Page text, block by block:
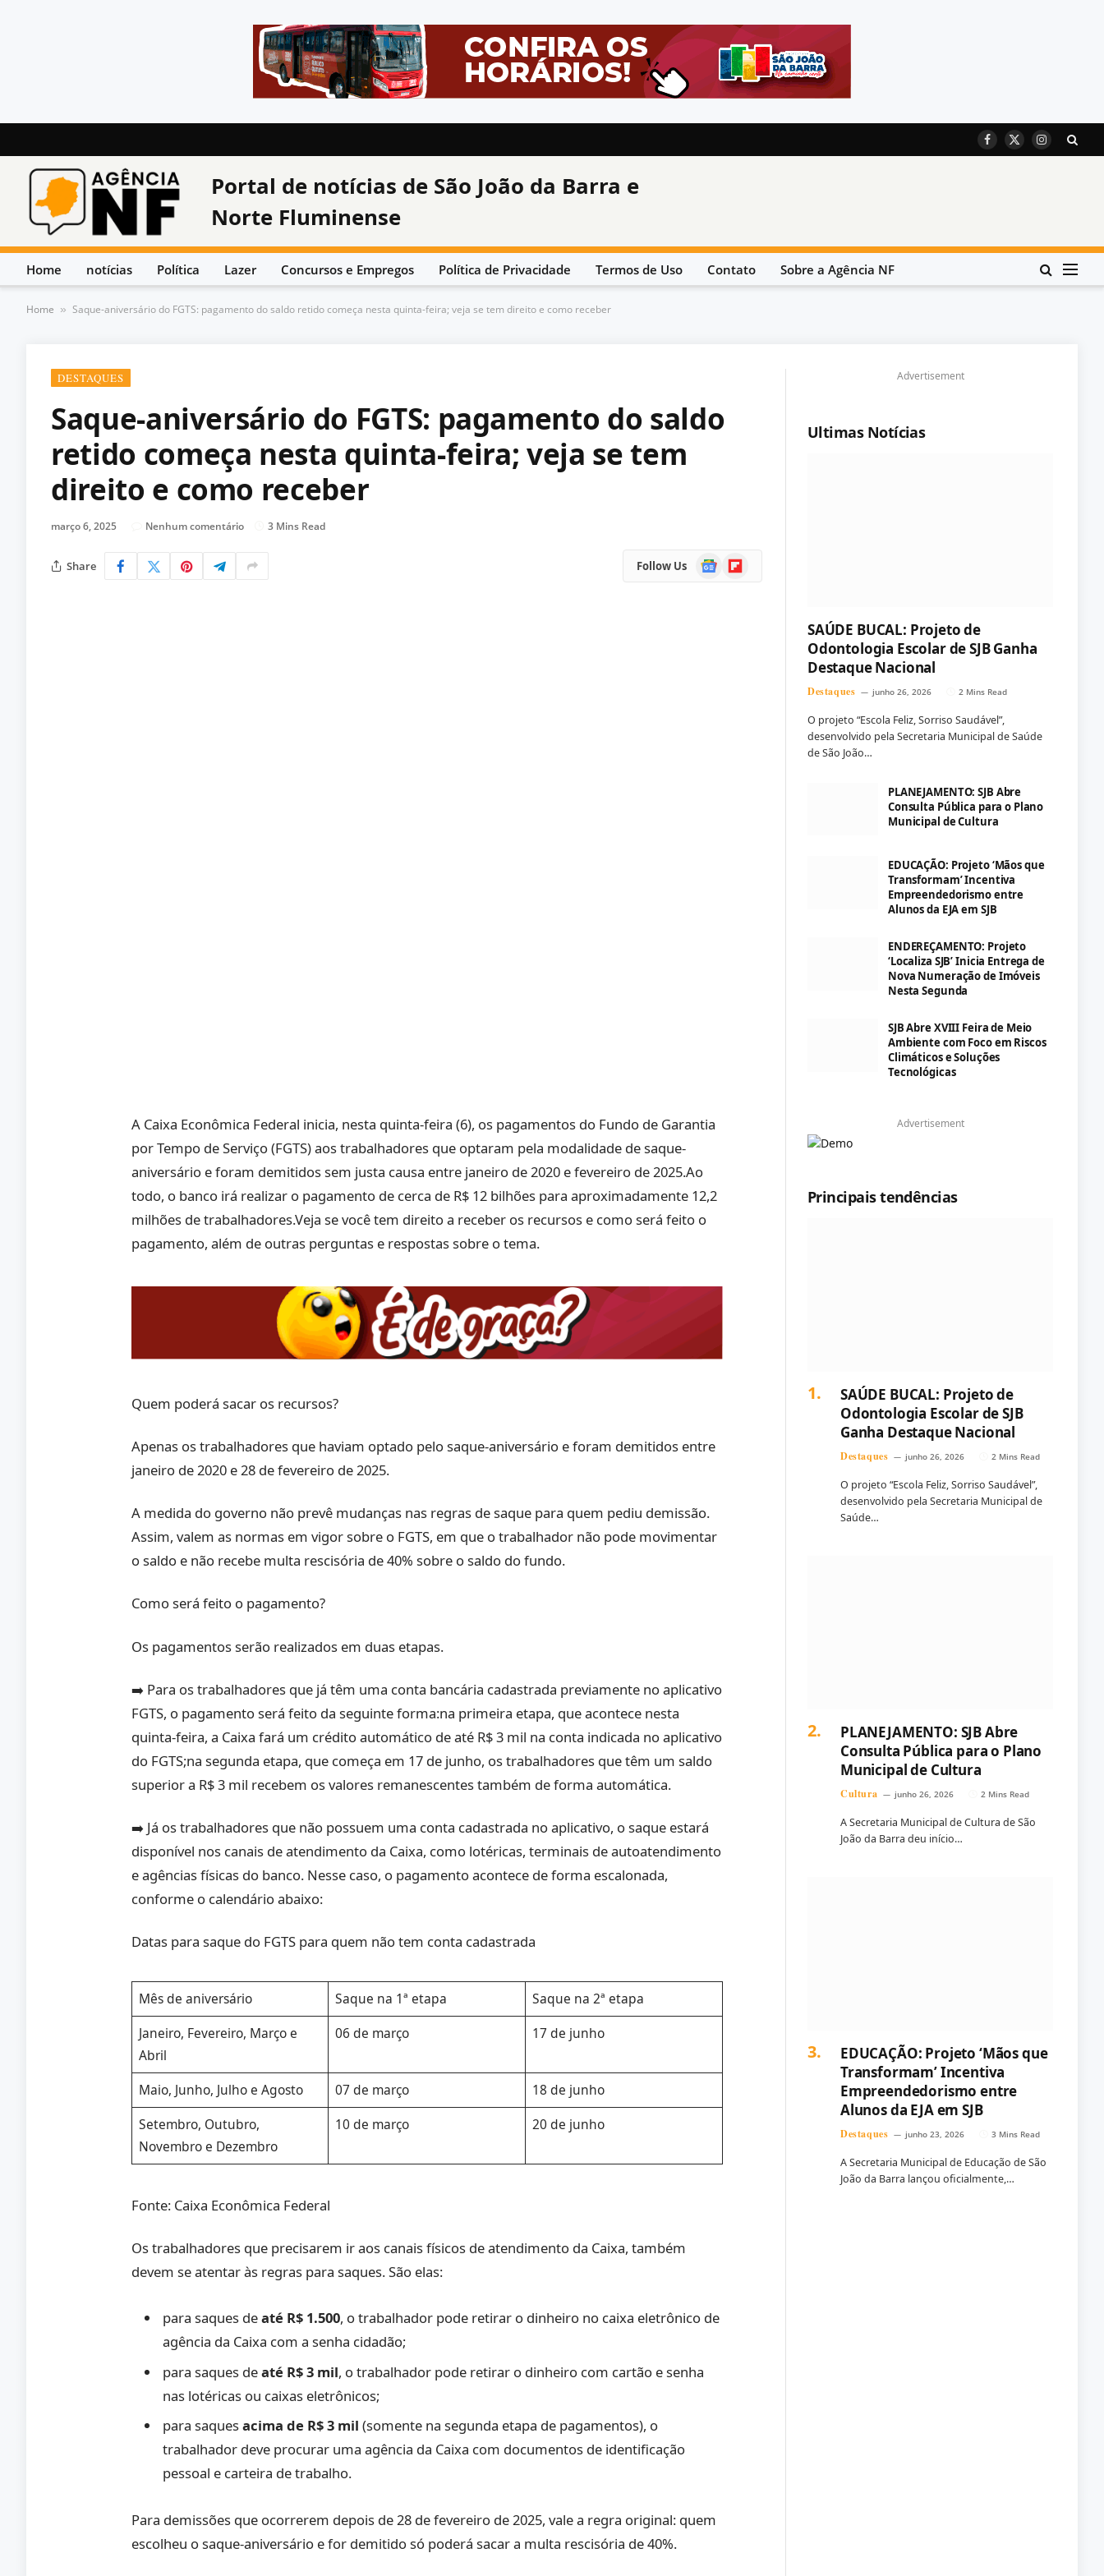
Facebook
X
Instagram
Portal de notícias de São João da Barra e
Norte Fluminense
Home notícias Política Lazer Concursos e Empregos Política de Privacidade Termos de Uso Contato Sobre a Agência NF
Home » Saque-aniversário do FGTS: pagamento do saldo retido começa nesta quinta-feira; veja se tem direito e como receber
DESTAQUES
Saque-aniversário do FGTS: pagamento do saldo
retido começa nesta quinta-feira; veja se tem
direito e como receber
março 6, 2025 Nenhum comentário 3 Mins Read
Share Follow Us
Google
News
Flipboard
A Caixa Econômica Federal inicia, nesta quinta-feira (6), os pagamentos do Fundo de Garantia
por Tempo de Serviço (FGTS) aos trabalhadores que optaram pela modalidade de saque-
aniversário e foram demitidos sem justa causa entre janeiro de 2020 e fevereiro de 2025.Ao
todo, o banco irá realizar o pagamento de cerca de R$ 12 bilhões para aproximadamente 12,2
milhões de trabalhadores.Veja se você tem direito a receber os recursos e como será feito o
pagamento, além de outras perguntas e respostas sobre o tema.
Quem poderá sacar os recursos?
Apenas os trabalhadores que haviam optado pelo saque-aniversário e foram demitidos entre
janeiro de 2020 e 28 de fevereiro de 2025.
A medida do governo não prevê mudanças nas regras de saque para quem pediu demissão.
Assim, valem as normas em vigor sobre o FGTS, em que o trabalhador não pode movimentar
o saldo e não recebe multa rescisória de 40% sobre o saldo do fundo.
Como será feito o pagamento?
Os pagamentos serão realizados em duas etapas.
➡️ Para os trabalhadores que já têm uma conta bancária cadastrada previamente no aplicativo
FGTS, o pagamento será feito da seguinte forma:na primeira etapa, que acontece nesta
quinta-feira, a Caixa fará um crédito automático de até R$ 3 mil na conta indicada no aplicativo
do FGTS;na segunda etapa, que começa em 17 de junho, os trabalhadores que têm um saldo
superior a R$ 3 mil recebem os valores remanescentes também de forma automática.
➡️ Já os trabalhadores que não possuem uma conta cadastrada no aplicativo, o saque estará
disponível nos canais de atendimento da Caixa, como lotéricas, terminais de autoatendimento
e agências físicas do banco. Nesse caso, o pagamento acontece de forma escalonada,
conforme o calendário abaixo:
Datas para saque do FGTS para quem não tem conta cadastrada
Mês de aniversário Saque na 1ª etapa
Saque na 2ª etapa
Janeiro, Fevereiro, Março e
Abril
06 de março 17 de junho
Maio, Junho, Julho e Agosto 07 de março
18 de junho
Setembro, Outubro,
Novembro e Dezembro
10 de março 20 de junho
Fonte: Caixa Econômica Federal
Os trabalhadores que precisarem ir aos canais físicos de atendimento da Caixa, também
devem se atentar às regras para saques. São elas:
para saques deaté R$ 1.500, o trabalhador pode retirar o dinheiro no caixa eletrônico de
agência da Caixa com a senha cidadão;
para saques deaté R$ 3 mil, o trabalhador pode retirar o dinheiro com cartão e senha
nas lotéricas ou caixas eletrônicos;
para saquesacima de R$ 3 mil (somente na segunda etapa de pagamentos), o
trabalhador deve procurar uma agência da Caixa com documentos de identificação
pessoal e carteira de trabalho.
Para demissões que ocorrerem depois de 28 de fevereiro de 2025, vale a regra original: quem
escolheu o saque-aniversário e for demitido só poderá sacar a multa rescisória de 40%.
Advertisement
Ultimas Notícias
SAÚDE BUCAL: Projeto de
Odontologia Escolar de SJB Ganha
Destaque Nacional
Destaques junho 26, 2026 2 Mins Read
O projeto “Escola Feliz, Sorriso Saudável”,
desenvolvido pela Secretaria Municipal de Saúde
de São João…
PLANEJAMENTO: SJB Abre
Consulta Pública para o Plano
Municipal de Cultura
EDUCAÇÃO: Projeto ‘Mãos que
Transformam’ Incentiva
Empreendedorismo entre
Alunos da EJA em SJB
ENDEREÇAMENTO: Projeto
‘Localiza SJB’ Inicia Entrega de
Nova Numeração de Imóveis
Nesta Segunda
SJB Abre XVIII Feira de Meio
Ambiente com Foco em Riscos
Climáticos e Soluções
Tecnológicas
Advertisement
Principais tendências
SAÚDE BUCAL: Projeto de
Odontologia Escolar de SJB
Ganha Destaque Nacional
Destaques junho 26, 2026 2 Mins Read
O projeto “Escola Feliz, Sorriso Saudável”,
desenvolvido pela Secretaria Municipal de
Saúde…
PLANEJAMENTO: SJB Abre
Consulta Pública para o Plano
Municipal de Cultura
Cultura junho 26, 2026 2 Mins Read
A Secretaria Municipal de Cultura de São
João da Barra deu início…
EDUCAÇÃO: Projeto ‘Mãos que
Transformam’ Incentiva
Empreendedorismo entre
Alunos da EJA em SJB
Destaques junho 23, 2026 3 Mins Read
A Secretaria Municipal de Educação de São
João da Barra lançou oficialmente,…